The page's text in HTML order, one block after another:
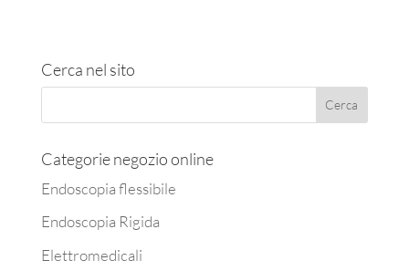
Cerca nel sito
Categorie negozio online
Endoscopia flessibile
Endoscopia Rigida
Elettromedicali